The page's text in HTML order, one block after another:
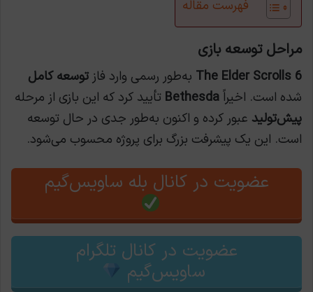
فهرست مقاله
مراحل توسعه بازی
The Elder Scrolls 6 به‌طور رسمی وارد فاز توسعه کامل
شده است. اخیراًBethesda تأیید کرد که این بازی از مرحله
پیش‌تولید عبور کرده و اکنون به‌طور جدی در حال توسعه
است. این یک پیشرفت بزرگ برای پروژه محسوب می‌شود.
عضویت در کانال بله ساویس‌گیم
عضویت در کانال تلگرام
ساویس‌گیم